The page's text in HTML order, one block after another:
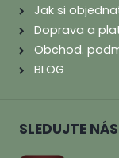
Jak si
Doprava a
Obchod.
BLOG
SLEDUJTE NÁS